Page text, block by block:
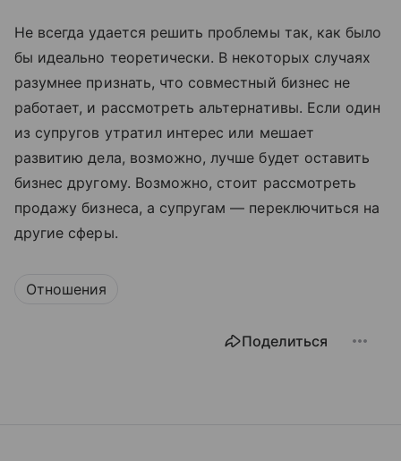
Не всегда удается решить проблемы так, как было
бы идеально теоретически. В некоторых случаях
разумнее признать, что совместный бизнес не
работает, и рассмотреть альтернативы. Если один
из супругов утратил интерес или мешает
развитию дела, возможно, лучше будет оставить
бизнес другому. Возможно, стоит рассмотреть
продажу бизнеса, а супругам — переключиться на
другие сферы.
Отношения
Поделиться